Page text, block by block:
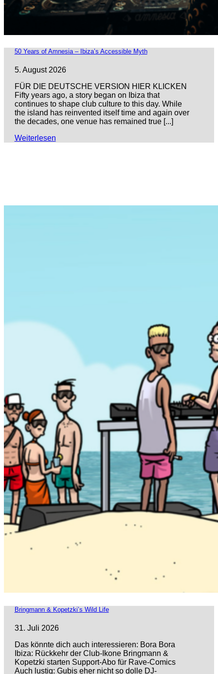
50 Years of Amnesia – Ibiza’s Accessible Myth
5. August 2026
FÜR DIE DEUTSCHE VERSION HIER KLICKEN
Fifty years ago, a story began on Ibiza that
continues to shape club culture to this day. While
the island has reinvented itself time and again over
the decades, one venue has remained true [...]
Weiterlesen
Bringmann & Kopetzki’s Wild Life
31. Juli 2026
Das könnte dich auch interessieren: Bora Bora
Ibiza: Rückkehr der Club-Ikone Bringmann &
Kopetzki starten Support-Abo für Rave-Comics
Auch lustig: Gubis eher nicht so dolle DJ-